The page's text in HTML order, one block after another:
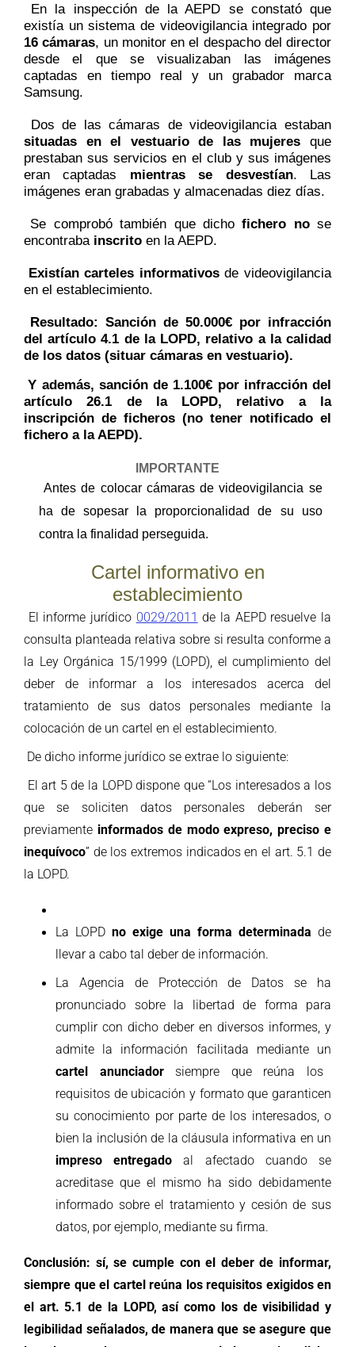
En la inspección de la AEPD se constató que
existía un sistema de videovigilancia integrado por
16 cámaras, un monitor en el despacho del director
desde el que se visualizaban las imágenes
captadas en tiempo real y un grabador marca
Samsung.
Dos de las cámaras de videovigilancia estaban
situadas en el vestuario de las mujeres que
prestaban sus servicios en el club y sus imágenes
eran captadas mientras se desvestían. Las
imágenes eran grabadas y almacenadas diez días.
Se comprobó también que dichofichero nose
encontraba inscrito en la AEPD.
Existían carteles informativosde videovigilancia
en el establecimiento.
Resultado: Sanción de 50.000€ por infracción
del artículo 4.1 de la LOPD, relativo a la calidad
de los datos (situar cámaras en vestuario).
Y además, sanción de 1.100€ por infracción del
artículo 26.1 de la LOPD, relativo a la
inscripción de ficheros (no tener notificado el
fichero a la AEPD).
IMPORTANTE
Antes de colocar cámaras de videovigilancia se
ha de sopesar la proporcionalidad de su uso
contra la finalidad perseguida.
Cartel informativo en
establecimiento
El informe jurídico 0029/2011 de la AEPD resuelve la
consulta planteada relativa sobre si resulta conforme a
la Ley Orgánica 15/1999 (LOPD), el cumplimiento del
deber de informar a los interesados acerca del
tratamiento de sus datos personales mediante la
colocación de un cartel en el establecimiento.
De dicho informe jurídico se extrae lo siguiente:
El art 5 de la LOPD dispone que “Los interesados a los
que se soliciten datos personales deberán ser
previamente informados de modo expreso, preciso e
inequívoco” de los extremos indicados en el art. 5.1 de
la LOPD.
La LOPD no exige una forma determinada de
llevar a cabo tal deber de información.
La Agencia de Protección de Datos se ha
pronunciado sobre la libertad de forma para
cumplir con dicho deber en diversos informes, y
admite la información facilitada mediante un
cartel anunciadorsiempre que reúna los
requisitos de ubicación y formato que garanticen
su conocimiento por parte de los interesados, o
bien la inclusión de la cláusula informativa en un
impreso entregado al afectado cuando se
acreditase que el mismo ha sido debidamente
informado sobre el tratamiento y cesión de sus
datos, por ejemplo, mediante su firma.
Conclusión: sí, se cumple con el deber de informar,
siempre que el cartel reúna los requisitos exigidos en
el art. 5.1 de la LOPD, así como los de visibilidad y
legibilidad señalados, de manera que se asegure que